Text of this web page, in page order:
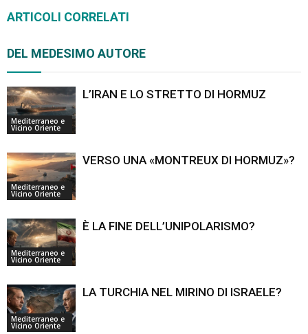
ARTICOLI CORRELATI
DEL MEDESIMO AUTORE
Mediterraneo e
Vicino Oriente
L’IRAN E LO STRETTO DI HORMUZ
Mediterraneo e
Vicino Oriente
VERSO UNA «MONTREUX DI HORMUZ»?
Mediterraneo e
Vicino Oriente
È LA FINE DELL’UNIPOLARISMO?
Mediterraneo e
Vicino Oriente
LA TURCHIA NEL MIRINO DI ISRAELE?